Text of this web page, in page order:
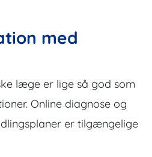
med
læge er lige så god som
Online diagnose og
er tilgængelige